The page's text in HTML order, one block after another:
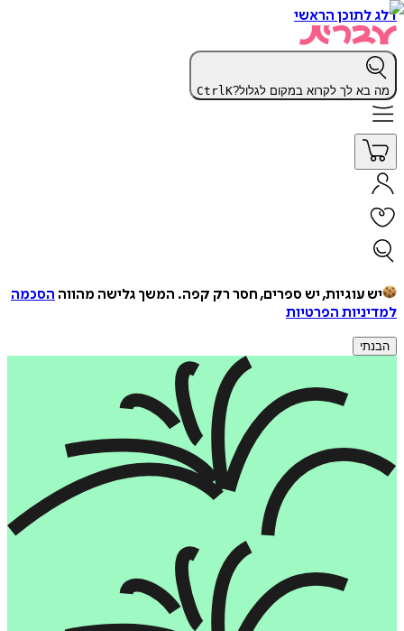
דלג לתוכן הראשי
מה בא לך לקרוא במקום לגלול? CtrlK
יש עוגיות, יש ספרים, חסר רק קפה. המשך גלישה מהווה הסכמה
למדיניות הפרטיות
הבנתי